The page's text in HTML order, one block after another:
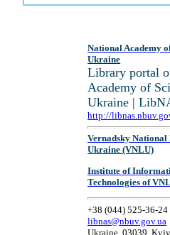
National Academy
Ukraine
Library portal
Academy of
Ukraine |
http://
Vernadsky
Ukraine (VNLU)
Institute of
Technologies of
+38 (044) 525-36-24
libnas@nbuv.gov.ua
Ukraine, 03039,